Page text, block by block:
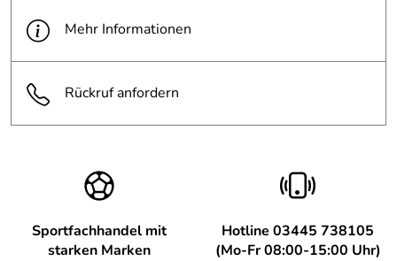
unproblematisch und sicher. Gutes Produkt
Mehr Informationen
Rückruf anfordern
Sportfachhandel mit
starken Marken
Hotline 03445 738105
(Mo-Fr 08:00-15:00 Uhr)